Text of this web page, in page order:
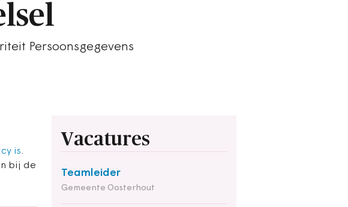
Persoonsgegevens
is.
bij de
Vacatures
Teamleider
Gemeente Oosterhout